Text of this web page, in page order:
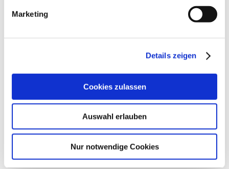
Marketing
Details zeigen
Cookies zulassen
Auswahl erlauben
Nur notwendige Cookies
Kontaktinformationen:
Weingut Zöller
Brunnengasse 12
Eckelsheim
Tel:(0049) 6703 1273
E-Mail:info@weingutzoeller.de
http://www.weingutzoeller.de